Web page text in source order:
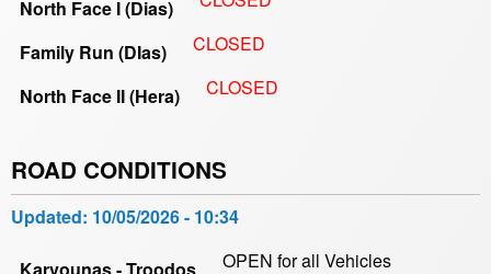
North Face I (Dias)
Family Run (DIas) CLOSED
North Face II (Hera) CLOSED
ROAD CONDITIONS
Updated: 10/05/2026 - 10:34
OPEN for all Vehicles